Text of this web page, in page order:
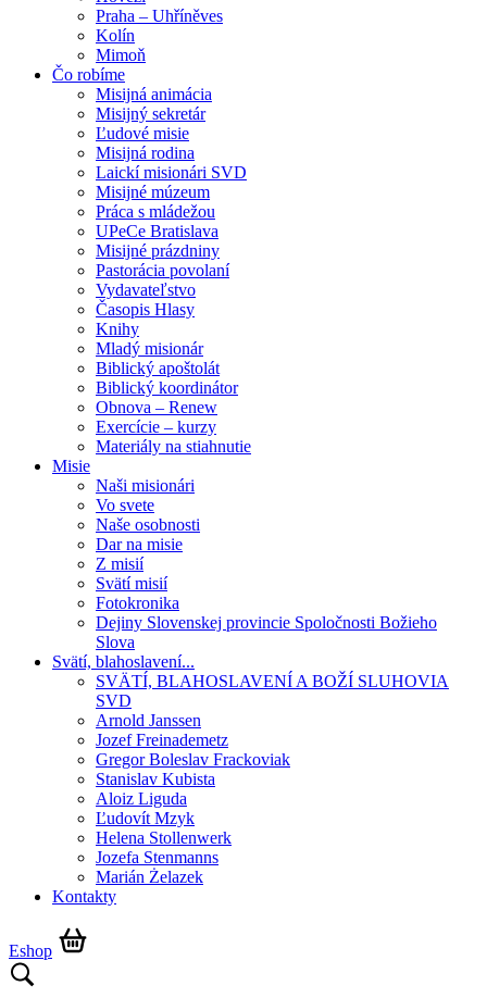
Praha – Uhříněves
Kolín
Mimoň
Čo robíme
Misijná animácia
Misijný sekretár
Ľudové misie
Misijná rodina
Laickí misionári SVD
Misijné múzeum
Práca s mládežou
UPeCe Bratislava
Misijné prázdniny
Pastorácia povolaní
Vydavateľstvo
Časopis Hlasy
Knihy
Mladý misionár
Biblický apoštolát
Biblický koordinátor
Obnova – Renew
Exercície – kurzy
Materiály na stiahnutie
Misie
Naši misionári
Vo svete
Naše osobnosti
Dar na misie
Z misií
Svätí misií
Fotokronika
Dejiny Slovenskej provincie Spoločnosti Božieho
Slova
Svätí, blahoslavení...
SVÄTÍ, BLAHOSLAVENÍ A BOŽÍ SLUHOVIA
SVD
Arnold Janssen
Jozef Freinademetz
Gregor Boleslav Frackoviak
Stanislav Kubista
Aloiz Liguda
Ľudovít Mzyk
Helena Stollenwerk
Jozefa Stenmanns
Marián Żelazek
Kontakty
Eshop